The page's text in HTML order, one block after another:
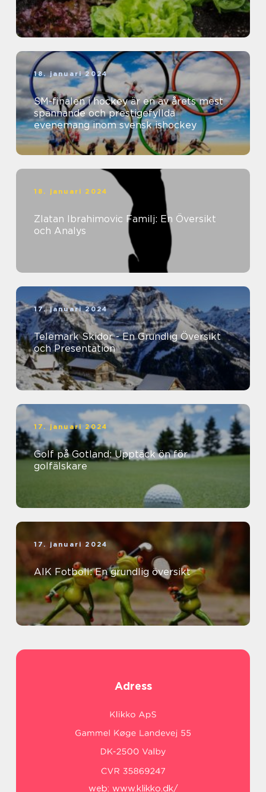
18. januari 2024
SM-finalen i hockey är en av årets mest
spännande och prestigefyllda
evenemang inom svensk ishockey
18. januari 2024
Zlatan Ibrahimovic Familj: En Översikt
och Analys
17. januari 2024
Telemark Skidor - En Grundlig Översikt
och Presentation
17. januari 2024
Golf på Gotland: Upptäck ön för
golfälskare
17. januari 2024
AIK Fotboll: En grundlig översikt
Adress
web: www.klikko.dk/